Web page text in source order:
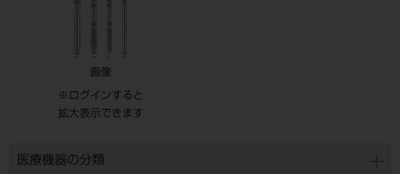
画像
※ログインすると
拡大表示できます
医療機器の分類